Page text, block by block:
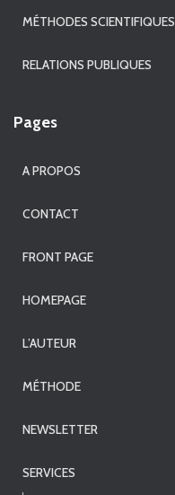
MÉTHODES SCIENTIFIQUES
RELATIONS PUBLIQUES
Pages
A PROPOS
CONTACT
FRONT PAGE
HOMEPAGE
L’AUTEUR
MÉTHODE
NEWSLETTER
SERVICES